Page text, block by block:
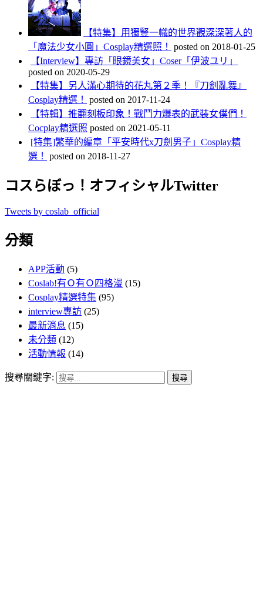
【特集】用獨豎一幟的世界觀深深著人的
「魔法少女小圓」Cosplay精選照！
posted on 2018-01-25
【Interview】專訪「眼鏡美女」Coser「伊波ユリ」
posted on 2020-05-29
【特集】另人滿心期待的花丸第２季！『刀劍亂舞』
Cosplay精選！
posted on 2017-11-24
【特輯】推翻刻板印象！戰鬥力爆表的武裝女僕們！
Cocplay精選照 posted on 2021-05-11
[特集]繁華的編章「平安時代x刀劍男子」Cosplay精
選！
posted on 2018-11-27
コスらぼっ！オフィシャルTwitter
Tweets by coslab_official
分類
APP活動 (5)
Coslab!有Ｏ有Ｏ四格漫 (15)
Cosplay精選特集 (95)
interview專訪 (25)
最新消息 (15)
未分類 (12)
活動情報 (14)
搜尋關鍵字: